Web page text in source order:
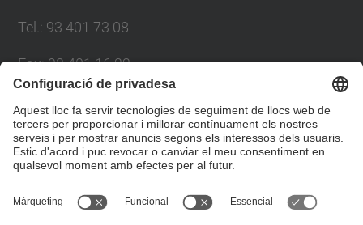
Tel. : 93 401 73 08
Fax:93 401 16 22
Directori UPC
Formulari de contacte